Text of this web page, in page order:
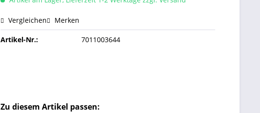
Vergleichen Merken
Artikel-Nr.: 7011003644
Zu diesem Artikel passen: